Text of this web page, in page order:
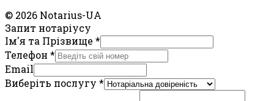
© 2026 Notarius-UA
Запит нотаріусу
Ім'я та Прізвище *
Телефон *
Email
Виберіть послугу *